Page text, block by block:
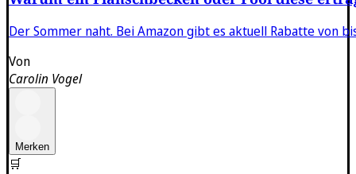
🛒
Der Sommer naht. Bei Amazon gibt es aktuell Rabatte von
Von
Carolin Vogel
Merken